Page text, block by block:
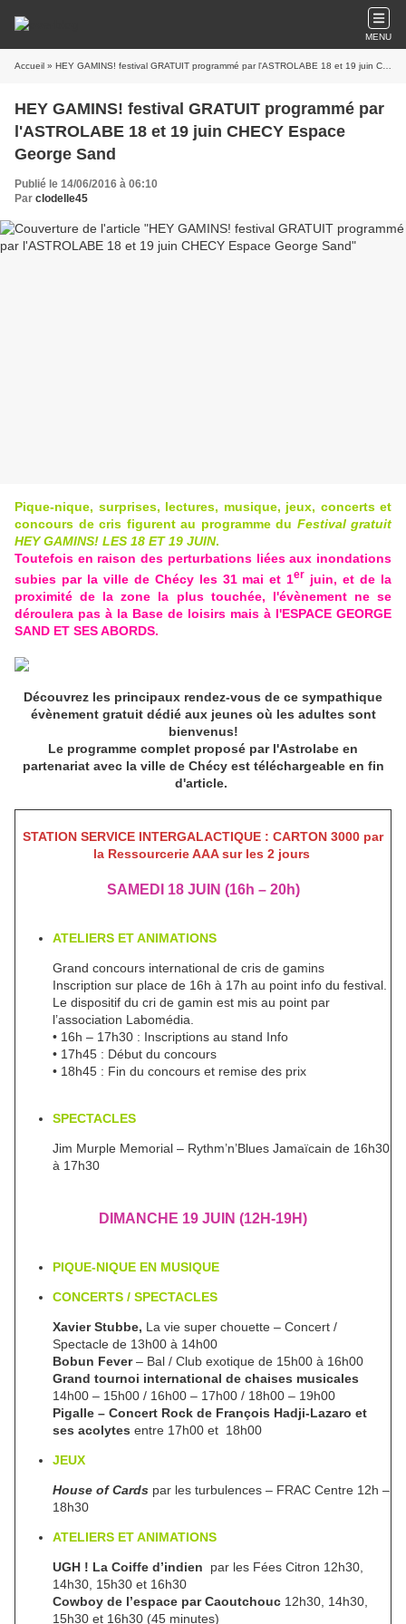
MENU
Accueil » HEY GAMINS! festival GRATUIT programmé par l'ASTROLABE 18 et 19 juin CHECY Espace George Sand
HEY GAMINS! festival GRATUIT programmé par
l'ASTROLABE 18 et 19 juin CHECY Espace
George Sand
Publié le 14/06/2016 à 06:10
Par clodelle45
Pique-nique, surprises, lectures, musique, jeux, concerts et
concours de cris figurent au programme du Festival gratuit
HEY GAMINS! LES 18 ET 19 JUIN.
Toutefois en raison des perturbations liées aux inondations
subies par la ville de Chécy les 31 mai et 1er juin, et de la
proximité de la zone la plus touchée, l'évènement ne se
déroulera pas à la Base de loisirs mais à l'ESPACE GEORGE
SAND ET SES ABORDS.
Découvrez les principaux rendez-vous de ce sympathique
évènement gratuit dédié aux jeunes où les adultes sont
bienvenus!
Le programme complet proposé par l'Astrolabe en
partenariat avec la ville de Chécy est téléchargeable en fin
d'article.
STATION SERVICE INTERGALACTIQUE : CARTON 3000 par
la Ressourcerie AAA sur les 2 jours
SAMEDI 18 JUIN (16h – 20h)
ATELIERS ET ANIMATIONS
Grand concours international de cris de gamins
Inscription sur place de 16h à 17h au point info du festival.
Le dispositif du cri de gamin est mis au point par
l’association Labomédia.
• 16h – 17h30 : Inscriptions au stand Info
• 17h45 : Début du concours
• 18h45 : Fin du concours et remise des prix
SPECTACLES
Jim Murple Memorial – Rythm’n’Blues Jamaïcain de 16h30
à 17h30
DIMANCHE 19 JUIN (12H-19H)
PIQUE-NIQUE EN MUSIQUE
CONCERTS / SPECTACLES
Xavier Stubbe, La vie super chouette – Concert /
Spectacle de 13h00 à 14h00
Bobun Fever– Bal / Club exotique de 15h00 à 16h00
Grand tournoi international de chaises musicales
14h00 – 15h00 / 16h00 – 17h00 / 18h00 – 19h00
Pigalle – Concert Rock de François Hadji-Lazaro et
ses acolytes entre 17h00 et 18h00
JEUX
House of Cards par les turbulences – FRAC Centre 12h –
18h30
ATELIERS ET ANIMATIONS
UGH ! La Coiffe d’indien
par les Fées Citron 12h30,
14h30, 15h30 et 16h30
Cowboy de l’espace par Caoutchouc 12h30, 14h30,
15h30 et 16h30 (45 minutes)